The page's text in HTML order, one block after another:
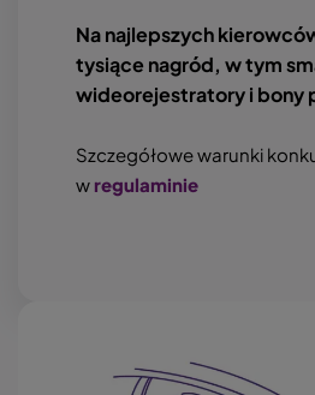
Na najlepszych
tysiące nagród, w tym
wideorejestratory i bony
Szczegółowe warunki
w regulaminie